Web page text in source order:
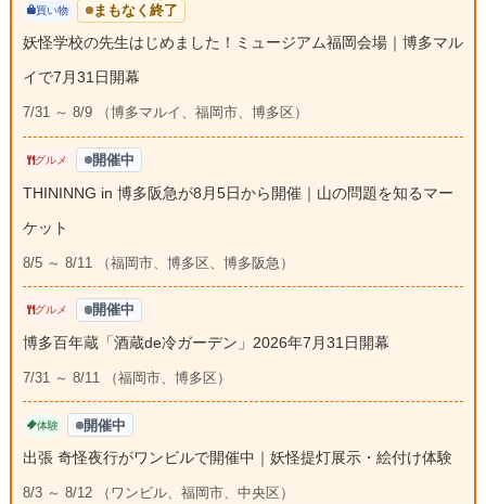
買い物 まもなく終了
妖怪学校の先生はじめました！ミュージアム福岡会場｜博多マル
イで7月31日開幕
7/31 ～ 8/9 （博多マルイ、福岡市、博多区）
グルメ 開催中
THININNG in 博多阪急が8月5日から開催｜山の問題を知るマー
ケット
8/5 ～ 8/11 （福岡市、博多区、博多阪急）
グルメ 開催中
博多百年蔵「酒蔵de冷ガーデン」2026年7月31日開幕
7/31 ～ 8/11 （福岡市、博多区）
体験 開催中
出張 奇怪夜行がワンビルで開催中｜妖怪提灯展示・絵付け体験
8/3 ～ 8/12 （ワンビル、福岡市、中央区）